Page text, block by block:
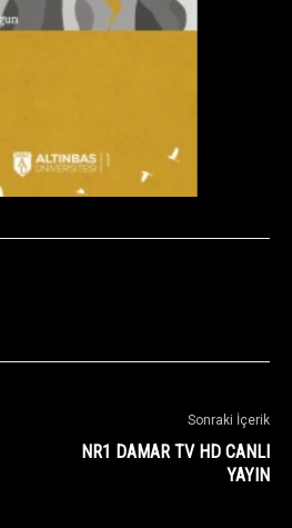
Sonraki İçerik
NR1 DAMAR TV HD CANLI
YAYIN